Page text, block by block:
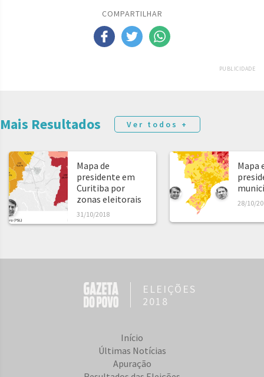
COMPARTILHAR
PUBLICIDADE
Mais Resultados Ver todos +
Mapa de
presidente em
Curitiba por
zonas eleitorais
31/10/2018
Mapa
28/10/
ELEIÇÕES
2018
Início
Últimas Notícias
Apuração